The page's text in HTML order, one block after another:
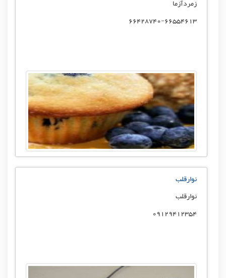
زمردآزما
66428740-66554613
نوارقلب
نوارقلب
09129412354